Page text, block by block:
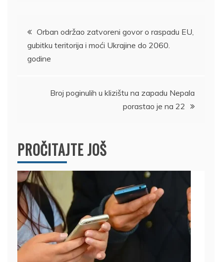
Kretanje
članka
Orban održao zatvoreni govor o raspadu EU,
gubitku teritorija i moći Ukrajine do 2060.
godine
Broj poginulih u klizištu na zapadu Nepala
porastao je na 22
PROČITAJTE JOŠ